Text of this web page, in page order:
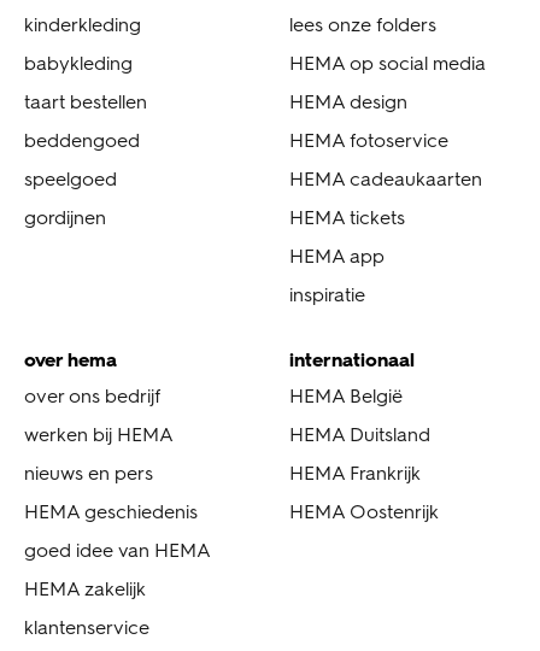
kinderkleding
babykleding
taart bestellen
beddengoed
speelgoed
gordijnen
lees onze folders
HEMA op social media
HEMA design
HEMA fotoservice
HEMA cadeaukaarten
HEMA tickets
HEMA app
inspiratie
over hema
over ons bedrijf
werken bij HEMA
nieuws en pers
HEMA geschiedenis
goed idee van HEMA
HEMA zakelijk
klantenservice
internationaal
HEMA België
HEMA Duitsland
HEMA Frankrijk
HEMA Oostenrijk